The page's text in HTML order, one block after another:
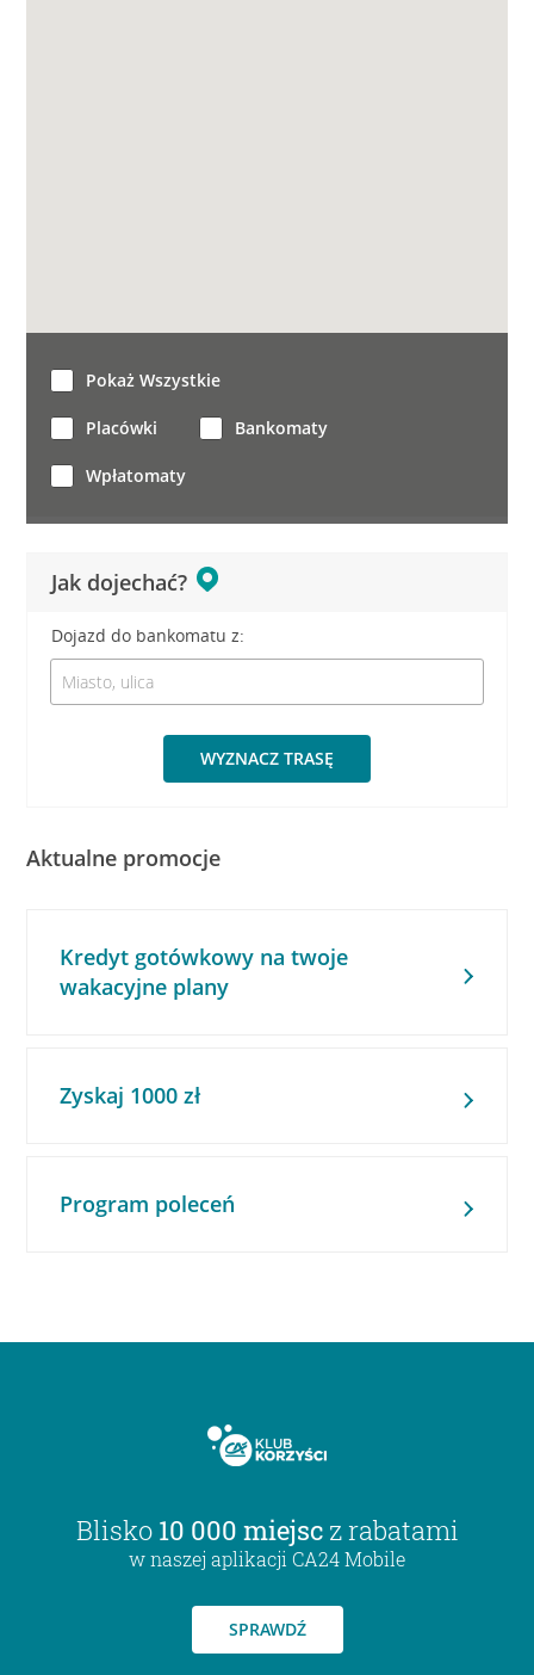
Jak dojechać?
Dojazd do bankomatu z:
WYZNACZ TRASĘ
Pokaż Wszystkie
Placówki Bankomaty
Wpłatomaty
Aktualne promocje
Kredyt gotówkowy na twoje
wakacyjne plany
Zyskaj 1000 zł
Program poleceń
Blisko 10 000 miejsc z rabatami
w naszej aplikacji CA24 Mobile
SPRAWDŹ